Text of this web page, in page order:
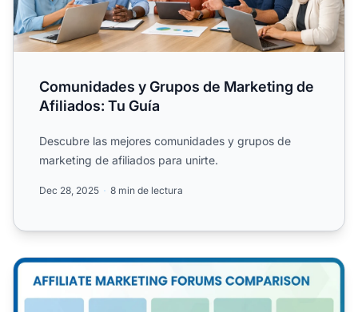
Comunidades y Grupos de Marketing de
Afiliados: Tu Guía
Descubre las mejores comunidades y grupos de
marketing de afiliados para unirte.
Dec 28, 2025 8 min de lectura
Mejores foros de afiliados 2025: Las principales